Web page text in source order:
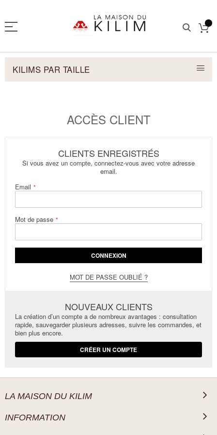
KILIMS PAR TAILLE
ACCÈS CLIENT
CLIENTS ENREGISTRÉS
Si vous avez un compte, connectez-vous avec votre adresse
email.
Email
Mot de passe
CONNEXION
MOT DE PASSE OUBLIÉ ?
NOUVEAUX CLIENTS
La création d’un compte a de nombreux avantages : consultation
rapide, sauvegarder plusieurs adresses, suivre les commandes, et
bien plus encore.
CRÉER UN COMPTE
LA MAISON DU KILIM
INFORMATION